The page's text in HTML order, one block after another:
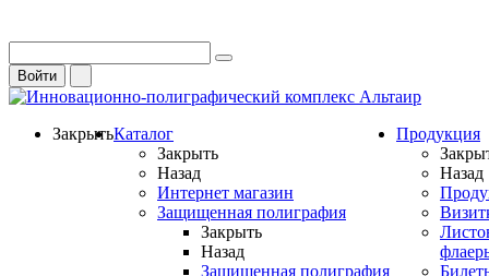
Войти
ЗакрытьКаталог
Закрыть
Назад
Интернет магазин
Защищенная полиграфия
Закрыть
Назад
Защищенная полиграфия
Продукция
Назад